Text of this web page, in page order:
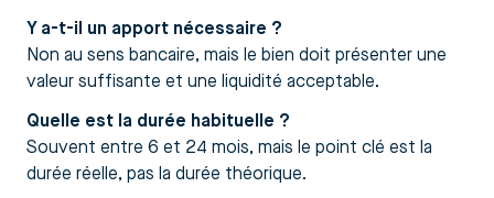
Y a-t-il un apport nécessaire ?
Non au sens bancaire, mais le bien doit présenter une
valeur suffisante et une liquidité acceptable.
Quelle est la durée habituelle ?
Souvent entre 6 et 24 mois, mais le point clé est la
durée réelle, pas la durée théorique.